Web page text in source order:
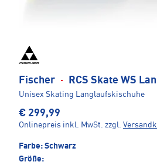
Fischer · RCS Skate WS
Unisex Skating Langlaufskischuhe
€ 299,99
Onlinepreis inkl. MwSt. zzgl.
Farbe: Schwarz
Größe: